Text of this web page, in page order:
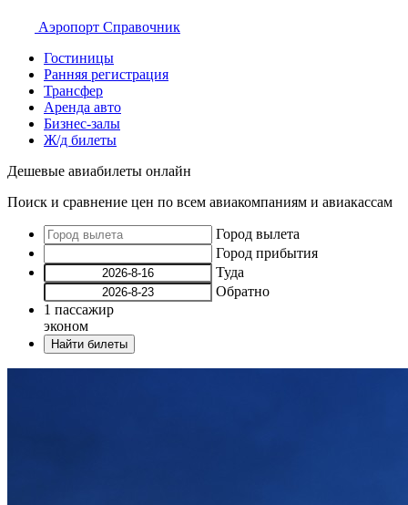
Аэропорт Справочник
Гостиницы
Ранняя регистрация
Трансфер
Аренда авто
Бизнес-залы
Ж/д билеты
Дешевые авиабилеты онлайн
Поиск и сравнение цен по всем авиакомпаниям и авиакассам
Город вылета
Город прибытия
Туда
Обратно
1 пассажир
эконом
Найти билеты